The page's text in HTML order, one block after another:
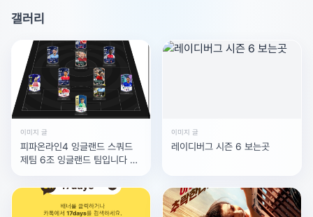
갤러리
이미지 글
피파온라인4 잉글랜드 스쿼드
제팀 6조 잉글랜드 팀입니다 지
이미지 글
레이디버그 시즌 6 보는곳